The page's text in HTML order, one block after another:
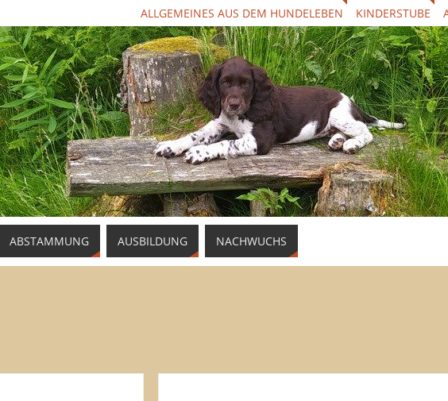
ALLGEMEINES AUS DEM HUNDELEBEN KINDERSTUBE
ABSTAMMUNG AUSBILDUNG NACHWUCHS